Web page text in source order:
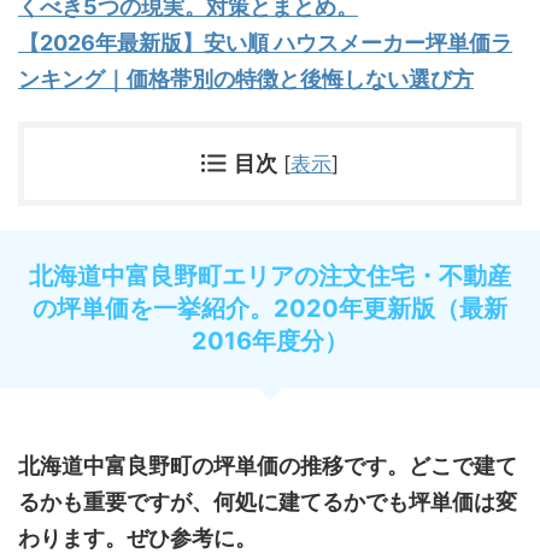
くべき5つの現実。対策とまとめ。
【2026年最新版】安い順 ハウスメーカー坪単価ラ
ンキング｜価格帯別の特徴と後悔しない選び方
目次 [表示]
北海道中富良野町エリアの注文住宅・不動産
の坪単価を一挙紹介。2020年更新版（最新
2016年度分）
北海道中富良野町の坪単価の推移です。どこで建て
るかも重要ですが、何処に建てるかでも坪単価は変
わります。ぜひ参考に。